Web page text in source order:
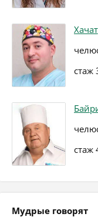
стаж
стаж
Мудрые говорят